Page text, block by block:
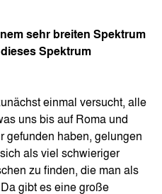
sehr breiten Spektrum
Spektrum
einmal versucht, alle
uns bis auf Roma und
gefunden haben, gelungen
als viel schwieriger
zu finden, die man als
gibt es eine große